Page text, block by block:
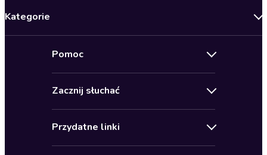
Kategorie
Biznes, marketing, ekonomia
Pomoc
Pomoc
Zacznij słuchać
Karnety
Przydatne linki